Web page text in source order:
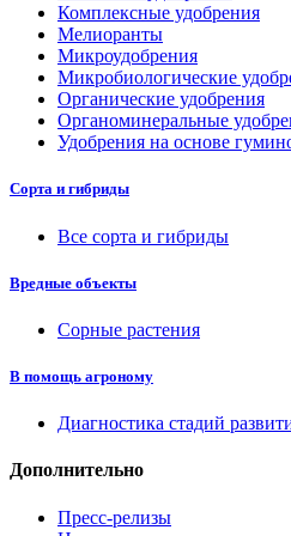
Комплексные удобрения
Мелиоранты
Микроудобрения
Микробиологические
Органические удобрения
Органоминеральные
Удобрения на основе
Сорта и гибриды
Все сорта и гибриды
Вредные объекты
Сорные растения
В помощь агроному
Диагностика стадий
Дополнительно
Пресс-релизы